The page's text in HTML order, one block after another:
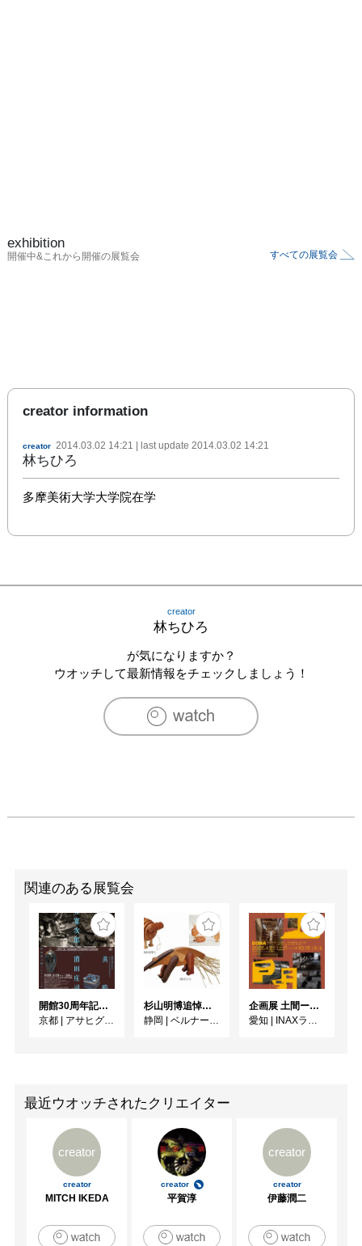
exhibition
開催中&これから開催の展覧会 すべての展覧会
creator information
creator 2014.03.02 14:21 | last update 2014.03.02 14:21
林ちひろ
多摩美術大学大学院在学
creator
林ちひろ
が気になりますか？
ウオッチして最新情報をチェックしましょう！
関連のある展覧会
開館30周年記念 山本爲三郎・河井寬次郎没後60年記念 「共鳴 河井寬次郎 × 濱田庄司 ー山本爲三郎コレクションより」
京都 | アサヒグループ大山崎山荘美術館
杉山明博追悼展 木とわたし―木工の妙技と美術教育
静岡 | ベルナール・ビュフェ美術館
企画展 土間ーつくって、つかって、再発見ー
愛知 | INAXライブミュージアム
最近ウオッチされたクリエイター
creator
creator
MITCH IKEDA
creator
平賀淳
creator
creator
伊藤潤二